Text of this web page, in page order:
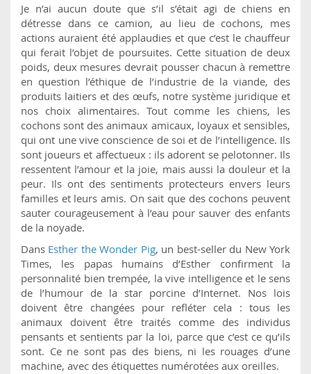
Je n’ai aucun doute que s’il s’était agi de chiens en
détresse dans ce camion, au lieu de cochons, mes
actions auraient été applaudies et que c’est le chauffeur
qui ferait l’objet de poursuites. Cette situation de deux
poids, deux mesures devrait pousser chacun à remettre
en question l’éthique de l’industrie de la viande, des
produits laitiers et des œufs, notre système juridique et
nos choix alimentaires. Tout comme les chiens, les
cochons sont des animaux amicaux, loyaux et sensibles,
qui ont une vive conscience de soi et de l’intelligence. Ils
sont joueurs et affectueux : ils adorent se pelotonner. Ils
ressentent l’amour et la joie, mais aussi la douleur et la
peur. Ils ont des sentiments protecteurs envers leurs
familles et leurs amis. On sait que des cochons peuvent
sauter courageusement à l’eau pour sauver des enfants
de la noyade.
Dans Esther the Wonder Pig, un best-seller du New York
Times, les papas humains d’Esther confirment la
personnalité bien trempée, la vive intelligence et le sens
de l’humour de la star porcine d’Internet. Nos lois
doivent être changées pour refléter cela : tous les
animaux doivent être traités comme des individus
pensants et sentients par la loi, parce que c’est ce qu’ils
sont. Ce ne sont pas des biens, ni les rouages d’une
machine, avec des étiquettes numérotées aux oreilles.